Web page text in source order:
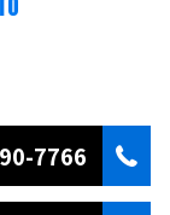
7766